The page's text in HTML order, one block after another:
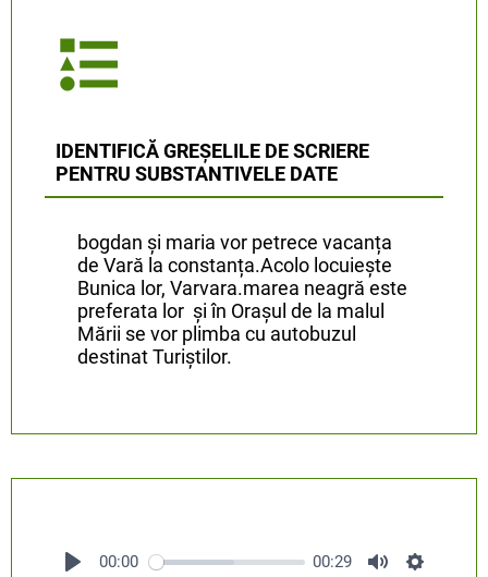
IDENTIFICĂ GREȘELILE DE SCRIERE
PENTRU SUBSTANTIVELE DATE
bogdan și maria vor petrece vacanța
de Vară la constanța.Acolo locuiește
Bunica lor, Varvara.marea neagră este
preferata lor și în Orașul de la malul
Mării se vor plimba cu autobuzul
destinat Turiștilor.
00:00 00:29